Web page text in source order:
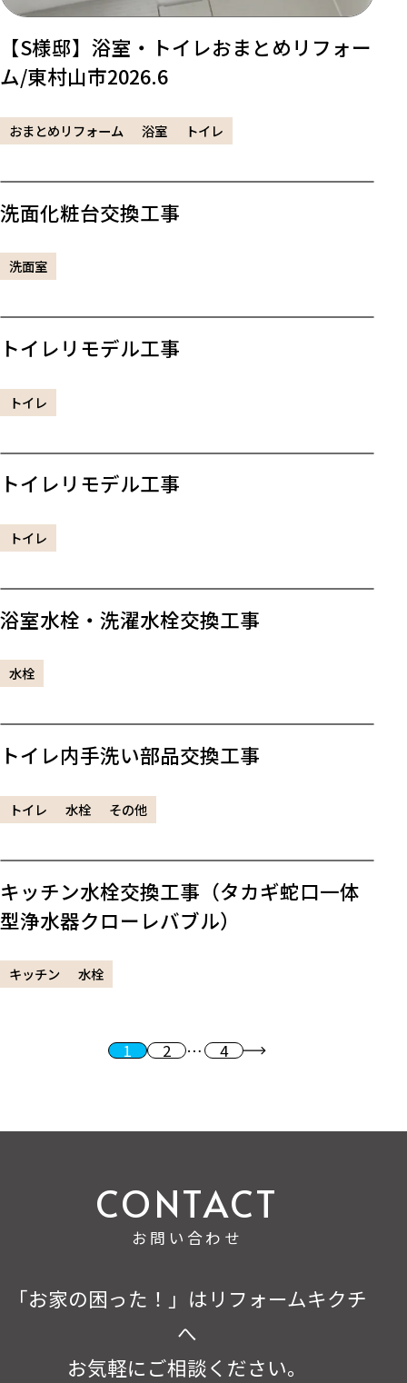
【S様邸】浴室・トイレおまとめリフォー
ム/東村山市2026.6
おまとめリフォーム 浴室 トイレ
洗面化粧台交換工事
洗面室
トイレリモデル工事
トイレ
トイレリモデル工事
トイレ
浴室水栓・洗濯水栓交換工事
水栓
トイレ内手洗い部品交換工事
トイレ 水栓 その他
キッチン水栓交換工事（タカギ蛇口一体
型浄水器クローレバブル）
キッチン 水栓
投稿のページ送り1 2 … 4 次へ
お問い合わせ
「お家の困った！」はリフォームキクチ
へ
お気軽にご相談ください。